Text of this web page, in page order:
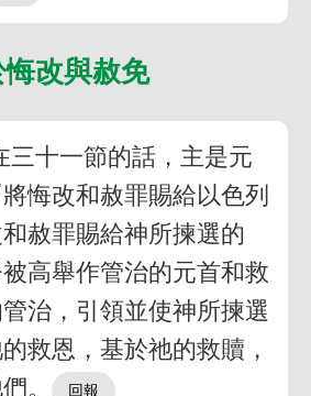
悔改與赦免
三十一節的話，主是元
悔改和赦罪賜給以色列
赦罪賜給神所揀選的
高舉作管治的元首和救
治，引領並使神所揀選
救恩，基於祂的救贖，
。